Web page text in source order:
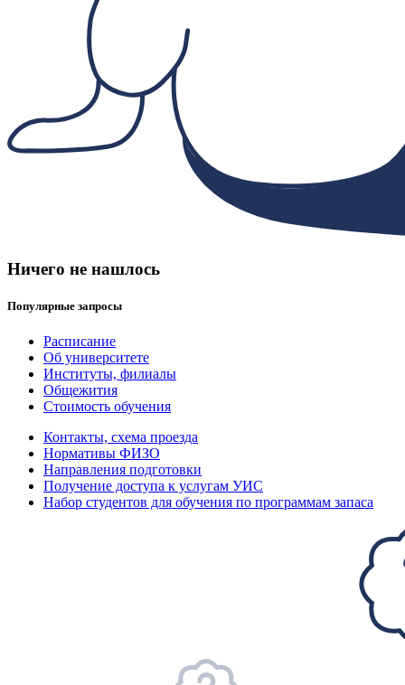
Ничего не нашлось
Популярные запросы
Расписание
Об университете
Институты, филиалы
Общежития
Стоимость обучения
Контакты, схема проезда
Нормативы ФИЗО
Направления подготовки
Получение доступа к услугам УИС
Набор студентов для обучения по программам запаса